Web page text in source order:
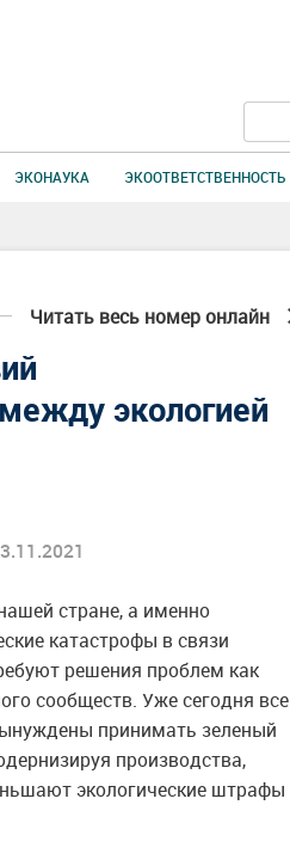
ЭКОНАУКА ЭКООТВЕТСТВЕННОСТЬ
Читать весь номер онлайн
экологией
стране, а именно
катастрофы в связи
решения проблем как
сообществ. Уже сегодня все
принимать зеленый
производства,
экологические штрафы